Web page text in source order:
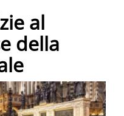
al
della